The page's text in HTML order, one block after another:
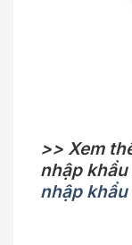
>> Xem
nhập
nhập